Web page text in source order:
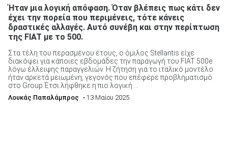
Ήταν μια λογική απόφαση. Όταν βλέπεις πως κάτι δεν
έχει την πορεία που περιμένεις, τότε κάνεις
δραστικές αλλαγές. Αυτό συνέβη και στην περίπτωση
της FIAT με το 500.
Στα τέλη του περασμένου έτους, ο όμιλος Stellantis είχε
διακόψει για κάποιες εβδομάδες την παραγωγή του FIAT 500e
λόγω έλλειψης παραγγελιών. Η ζήτηση για το ιταλικό μοντέλο
ήταν αρκετά μειωμένη, γεγονός που επέφερε προβληματισμό
στο Group.Έτσι λήφθηκε η πιο λογική ...
Λουκάς Παπαλάμπρος • 13 Μαίου 2025